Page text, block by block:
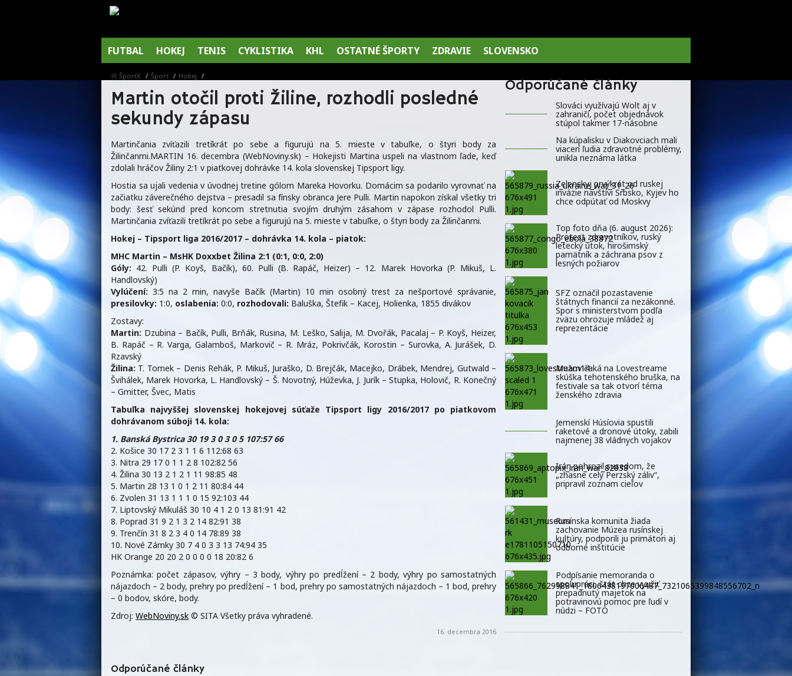
FUTBAL HOKEJ TENIS CYKLISTIKA KHL OSTATNÉ ŠPORTY ZDRAVIE SLOVENSKO
ŠportX Šport Hokej
Martin otočil proti Žiline, rozhodli posledné
sekundy zápasu
Martinčania zvíťazili tretíkrát po sebe a figurujú na 5. mieste v tabuľke, o štyri body za
Žilinčanmi.MARTIN 16. decembra (WebNoviny.sk) – Hokejisti Martina uspeli na vlastnom ľade, keď
zdolali hráčov Žiliny 2:1 v piatkovej dohrávke 14. kola slovenskej Tipsport ligy.
Hostia sa ujali vedenia v úvodnej tretine gólom Mareka Hovorku. Domácim sa podarilo vyrovnať na
začiatku záverečného dejstva – presadil sa fínsky obranca Jere Pulli. Martin napokon získal všetky tri
body: šesť sekúnd pred koncom stretnutia svojím druhým zásahom v zápase rozhodol Pulli.
Martinčania zvíťazili tretíkrát po sebe a figurujú na 5. mieste v tabuľke, o štyri body za Žilinčanmi.
Hokej – Tipsport liga 2016/2017 – dohrávka 14. kola – piatok:
MHC Martin – MsHK Doxxbet Žilina 2:1 (0:1, 0:0, 2:0)
Góly: 42. Pulli (P. Koyš, Bačík), 60. Pulli (B. Rapáč, Heizer) – 12. Marek Hovorka (P. Mikuš, L.
Handlovský)
Vylúčení: 3:5 na 2 min, navyše Bačík (Martin) 10 min osobný trest za nešportové správanie,
presilovky: 1:0, oslabenia: 0:0, rozhodovali: Baluška, Štefik – Kacej, Holienka, 1855 divákov
Zostavy:
Martin: Dzubina – Bačík, Pulli, Brňák, Rusina, M. Leško, Salija, M. Dvořák, Pacalaj – P. Koyš, Heizer,
B. Rapáč – R. Varga, Galamboš, Markovič – R. Mráz, Pokrivčák, Korostin – Surovka, A. Jurášek, D.
Rzavský
Žilina: T. Tomek – Denis Rehák, P. Mikuš, Juraško, D. Brejčák, Macejko, Drábek, Mendrej, Gutwald –
Švihálek, Marek Hovorka, L. Handlovský – Š. Novotný, Húževka, J. Jurík – Stupka, Holovič, R. Konečný
– Gmitter, Švec, Matis
Tabuľka najvyššej slovenskej hokejovej súťaže Tipsport ligy 2016/2017 po piatkovom
dohrávanom súboji 14. kola:
1. Banská Bystrica 30 19 3 0 3 0 5 107:57 66
2. Košice 30 17 2 3 1 1 6 112:68 63
3. Nitra 29 17 0 1 1 2 8 102:82 56
4. Žilina 30 13 2 1 2 1 11 98:85 48
5. Martin 28 13 1 0 1 2 11 80:84 44
6. Zvolen 31 13 1 1 1 0 15 92:103 44
7. Liptovský Mikuláš 30 10 4 1 2 0 13 81:91 42
8. Poprad 31 9 2 1 3 2 14 82:91 38
9. Trenčín 31 8 2 3 4 0 14 78:89 38
10. Nové Zámky 30 7 4 0 3 3 13 74:94 35
HK Orange 20 20 2 0 0 0 0 18 20:82 6
Poznámka: počet zápasov, výhry – 3 body, výhry po predĺžení – 2 body, výhry po samostatných
nájazdoch – 2 body, prehry po predĺžení – 1 bod, prehry po samostatných nájazdoch – 1 bod, prehry
– 0 bodov, skóre, body.
Zdroj: WebNoviny.sk © SITA Všetky práva vyhradené.
16. decembra 2016
Odporúčané články
Odporúčané články
Slováci využívajú Wolt aj v
zahraničí, počet objednávok
stúpol takmer 17-násobne
Na kúpalisku v Diakovciach mali
viacerí ľudia zdravotné problémy,
unikla neznáma látka
Zelenskyj prvýkrát od ruskej
invázie navštívi Srbsko, Kyjev ho
chce odpútať od Moskvy
Top foto dňa (6. august 2026):
Protest zdravotníkov, ruský
letecký útok, hirošimský
pamätník a záchrana psov z
lesných požiarov
SFZ označil pozastavenie
štátnych financií za nezákonné.
Spor s ministerstvom podľa
zväzu ohrozuje mládež aj
reprezentácie
Mužov čaká na Lovestreame
skúška tehotenského bruška, na
festivale sa tak otvorí téma
ženského zdravia
Jemenskí Húsíovia spustili
raketové a dronové útoky, zabili
najmenej 38 vládnych vojakov
Irán pohrozil susedom, že
„zhasne celý Perzský záliv“,
pripravil zoznam cieľov
Rusínska komunita žiada
zachovanie Múzea rusínskej
kultúry, podporili ju primátori aj
odborné inštitúcie
Podpísanie memoranda o
spolupráci, štát chce využiť
prepadnutý majetok na
potravinovú pomoc pre ľudí v
núdzi – FOTO